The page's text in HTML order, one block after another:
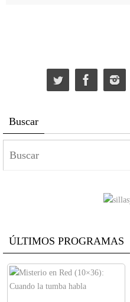
Buscar
ÚLTIMOS PROGRAMAS